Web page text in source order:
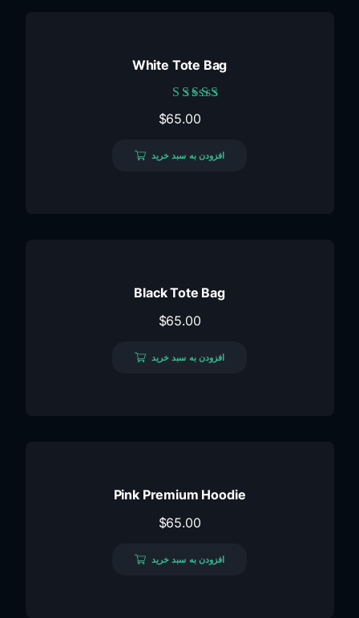
White Tote Bag
امتیاز
5.00
$65.00
افزودن به سبد خرید
Black Tote Bag
$65.00
افزودن به سبد خرید
Pink Premium Hoodie
$65.00
افزودن به سبد خرید